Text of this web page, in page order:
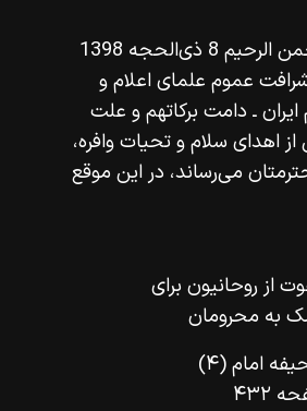
بسم‌اللّه‌ الرحمن الرحيم 8 ذى‌الحجه 1398
عموم علماى اعلام و
ـ دامت بركاتهم و علت
اهداى سلام و تحيات وافره،
مى‌رساند، در اين موقع
از روحانیون براى
به محرومان
امام (۴)
۴۳۲